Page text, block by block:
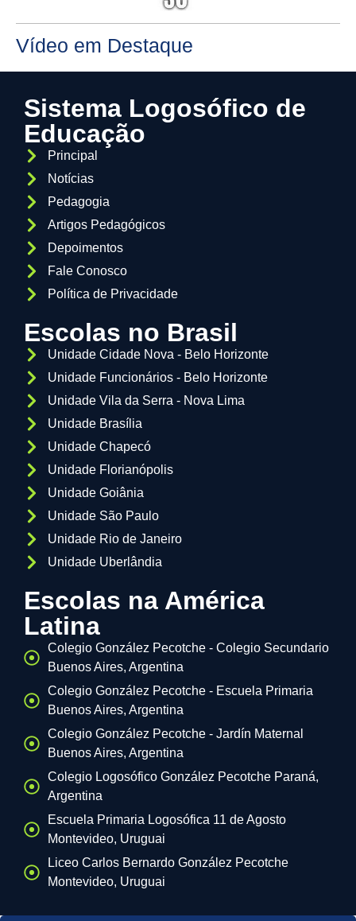
Vídeo em Destaque
Sistema Logosófico de
Educação
Principal
Notícias
Pedagogia
Artigos Pedagógicos
Depoimentos
Fale Conosco
Política de Privacidade
Escolas no Brasil
Unidade Cidade Nova - Belo Horizonte
Unidade Funcionários - Belo Horizonte
Unidade Vila da Serra - Nova Lima
Unidade Brasília
Unidade Chapecó
Unidade Florianópolis
Unidade Goiânia
Unidade São Paulo
Unidade Rio de Janeiro
Unidade Uberlândia
Escolas na América
Latina
Colegio González Pecotche - Colegio Secundario
Buenos Aires, Argentina
Colegio González Pecotche - Escuela Primaria
Buenos Aires, Argentina
Colegio González Pecotche - Jardín Maternal
Buenos Aires, Argentina
Colegio Logosófico González Pecotche Paraná,
Argentina
Escuela Primaria Logosófica 11 de Agosto
Montevideo, Uruguai
Liceo Carlos Bernardo González Pecotche
Montevideo, Uruguai